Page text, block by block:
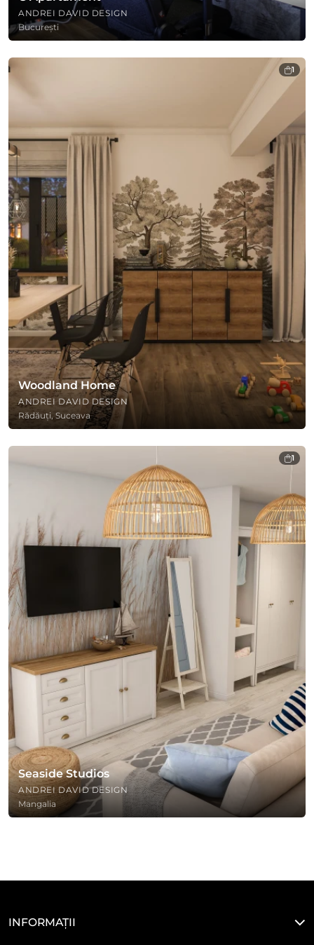
ANDREI DAVID DESIGN
București
1
Woodland Home
ANDREI DAVID DESIGN
Rădăuți, Suceava
1
Seaside Studios
ANDREI DAVID DESIGN
Mangalia
INFORMAȚII